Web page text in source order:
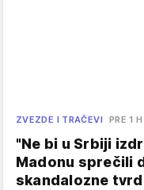
ZVEZDE I TRAČEVI PRE 1 H
"Ne bi u Srbiji
Madonu sprečili
skandalozne